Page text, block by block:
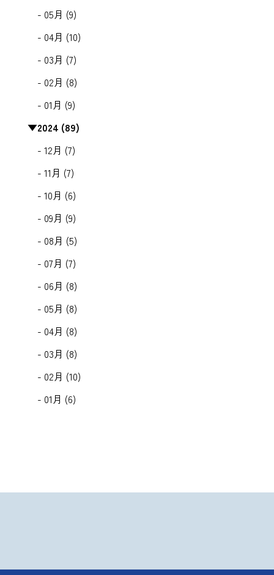
- 05月 (9)
- 04月 (10)
- 03月 (7)
- 02月 (8)
- 01月 (9)
▼2024 (89)
- 12月 (7)
- 11月 (7)
- 10月 (6)
- 09月 (9)
- 08月 (5)
- 07月 (7)
- 06月 (8)
- 05月 (8)
- 04月 (8)
- 03月 (8)
- 02月 (10)
- 01月 (6)